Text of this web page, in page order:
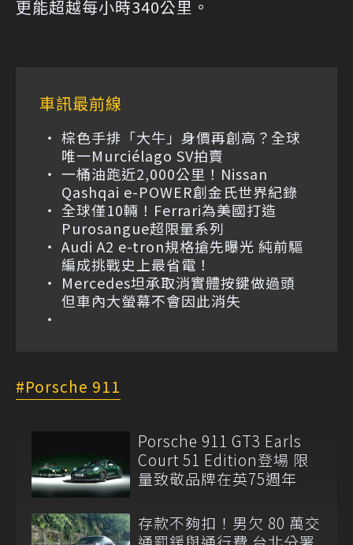
更能超越每小時340公里。
車訊最前線
棕色手排「大牛」身價再創高？全球
唯一Murciélago SV拍賣
一桶油跑近2,000公里！Nissan
Qashqai e-POWER創金氏世界紀錄
全球僅10輛！Ferrari為美國打造
Purosangue超限量系列
Audi A2 e-tron規格搶先曝光 純前驅
編成挑戰史上最省電！
Mercedes坦承取消實體按鍵做過頭
但車內大螢幕不會因此消失
Porsche 911
Porsche 911 GT3 Earls
Court 51 Edition登場 限
量致敬品牌在英75週年
存款不夠扣！男欠 80 萬交